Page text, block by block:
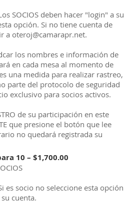
SOCIOS deben hacer "login" a su
opción. Si no tiene cuenta de
a oteroj@camarapr.net.
los nombres e información de
en cada mesa al momento de
una medida para realizar rastreo,
parte del protocolo de seguridad
exclusivo para socios activos.
de su participación en este
que presione el botón que lee
no quedará registrada su
10 – $1,700.00
es socio no seleccione esta opción
cuenta.